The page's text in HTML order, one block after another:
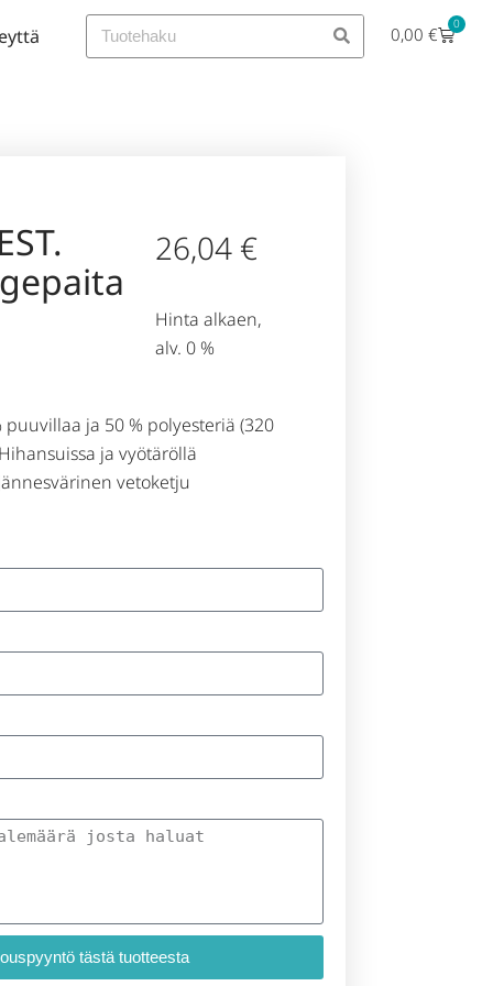
0,00€ 0
26,04 €
Hinta alkaen,
alv. 0 %
puuvillaa ja 50 % polyesteriä (320
ja vyötäröllä
vetoketju
tästä tuotteesta